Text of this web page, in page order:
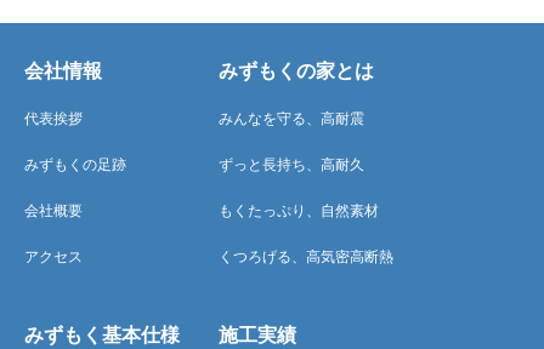
会社情報
代表挨拶
みずもくの足跡
会社概要
アクセス
みずもくの家とは
みんなを守る、高耐震
ずっと長持ち、高耐久
もくたっぷり、自然素材
くつろげる、高気密高断熱
みずもく基本仕様 施工実績